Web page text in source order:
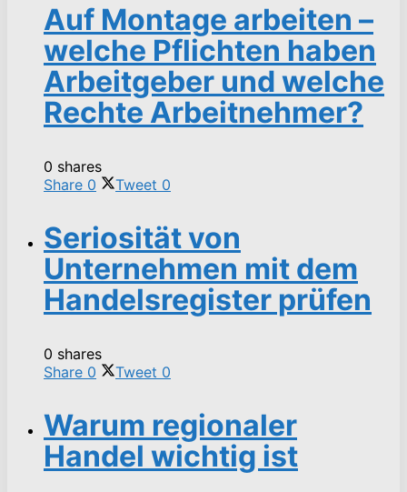
Auf Montage arbeiten –
welche Pflichten haben
Arbeitgeber und welche
Rechte Arbeitnehmer?
0 shares
Share 0 Tweet 0
Seriosität von
Unternehmen mit dem
Handelsregister prüfen
0 shares
Share 0 Tweet 0
Warum regionaler
Handel wichtig ist